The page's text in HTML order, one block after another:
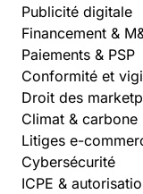
Publicité digitale
Financement &
Paiements & PSP
Conformité et
Droit des
Climat & carbone
Litiges e-
Cybersécurité
ICPE &